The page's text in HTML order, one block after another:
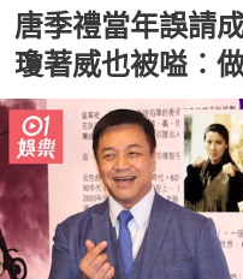
唐季禮當年誤請
瓊著威也被嗌︰